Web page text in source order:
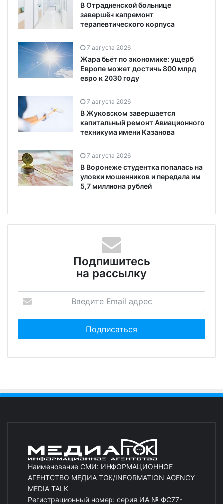
В Отрадненской больнице
завершён капремонт
терапевтического корпуса
7 августа 2026
Жара бьёт по экономике: ущерб
Европе может достичь 800 млрд
евро к 2030 году
7 августа 2026
В Жуковском завершается
капитальный ремонт Авиационного
техникума имени Казанова
7 августа 2026
В Воронеже студентка попалась на
уловки мошенников и передала им
5,7 миллиона рублей
Подпишитесь
на рассылку
Наименование СМИ: ИНФОРМАЦИОННОЕ
АГЕНТСТВО МЕДИА ТОК/INFORMATION AGENCY
MEDIA TALK
Регистрационный номер: серия ИА № ФС77-